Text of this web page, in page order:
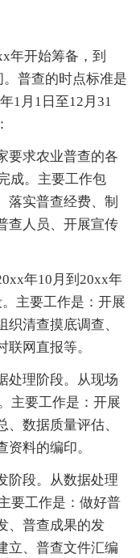
开始筹备，到
普查的时点标准是
1月1日至12月31
求农业普查的各
成。主要工作包
落实普查经费、制
查人员、开展宣传
年10月到20xx年
主要工作是：开展
清查摸底调查、
网直报等。
理阶段。从现场
主要工作是：开展
数据质量评估、
料的编印。
段。从数据处理
要工作是：做好普
、普查成果的发
立、普查文件汇编